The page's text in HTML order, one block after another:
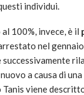
individui.
100%, invece, è il
nel
successivamente
a causa di una
Tanis viene